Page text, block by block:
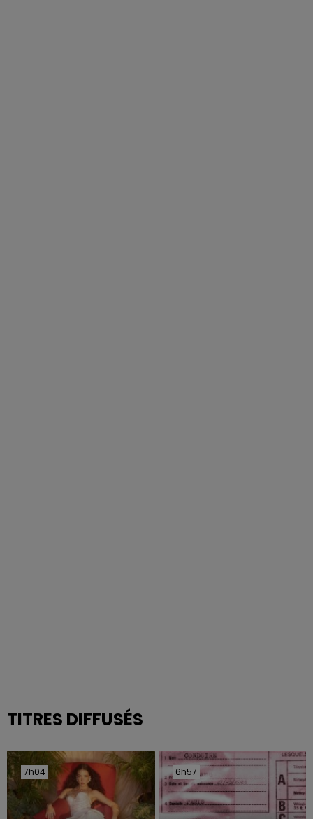
TITRES DIFFUSÉS
7h04
7h04 6h57
6h57